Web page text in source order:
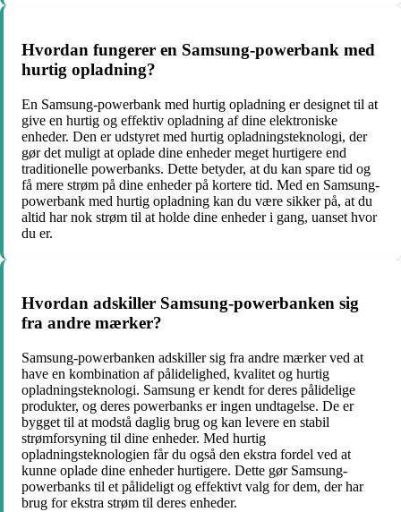
Hvordan fungerer en Samsung-powerbank med
hurtig opladning?
En Samsung-powerbank med hurtig opladning er designet til at
give en hurtig og effektiv opladning af dine elektroniske
enheder. Den er udstyret med hurtig opladningsteknologi, der
gør det muligt at oplade dine enheder meget hurtigere end
traditionelle powerbanks. Dette betyder, at du kan spare tid og
få mere strøm på dine enheder på kortere tid. Med en Samsung-
powerbank med hurtig opladning kan du være sikker på, at du
altid har nok strøm til at holde dine enheder i gang, uanset hvor
du er.
Hvordan adskiller Samsung-powerbanken sig
fra andre mærker?
Samsung-powerbanken adskiller sig fra andre mærker ved at
have en kombination af pålidelighed, kvalitet og hurtig
opladningsteknologi. Samsung er kendt for deres pålidelige
produkter, og deres powerbanks er ingen undtagelse. De er
bygget til at modstå daglig brug og kan levere en stabil
strømforsyning til dine enheder. Med hurtig
opladningsteknologien får du også den ekstra fordel ved at
kunne oplade dine enheder hurtigere. Dette gør Samsung-
powerbanks til et pålideligt og effektivt valg for dem, der har
brug for ekstra strøm til deres enheder.